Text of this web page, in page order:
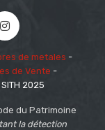
de metales -
de Vente -
2025
du Patrimoine
la détection